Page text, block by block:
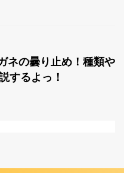
ネの曇り止め！種類や
するよっ！